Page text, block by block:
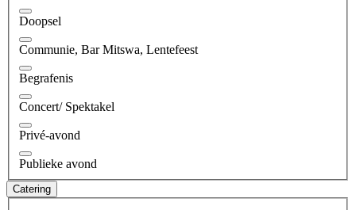
Doopsel
Communie, Bar Mitswa, Lentefeest
Begrafenis
Concert/ Spektakel
Privé-avond
Publieke avond
Catering